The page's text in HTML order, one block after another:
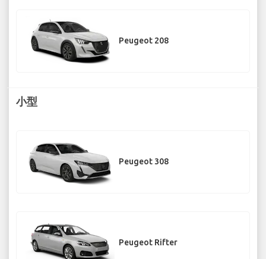
Peugeot 208
小型
Peugeot 308
Peugeot Rifter